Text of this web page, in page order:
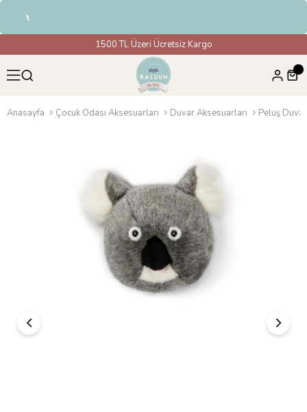
1500 TL Üzeri Ücretsiz Kargo
Anasayfa Çocuk Odası Aksesuarları Duvar Aksesuarları Peluş